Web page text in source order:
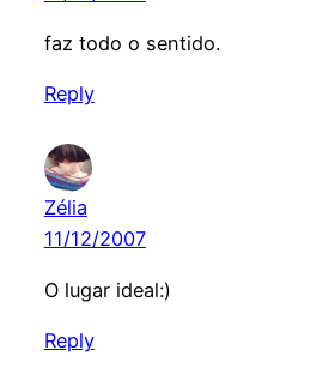
faz todo o sentido.
Reply
Zélia
11/12/2007
O lugar ideal:)
Reply